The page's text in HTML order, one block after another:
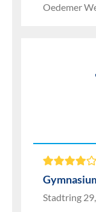
Oedemer
Stadtring